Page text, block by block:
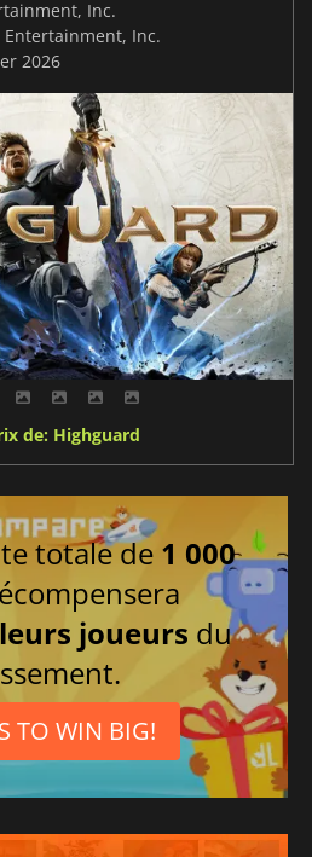
Inc.
Inc.
2026
de: Highguard
totale de 1 000
joueurs du
TO WIN BIG!